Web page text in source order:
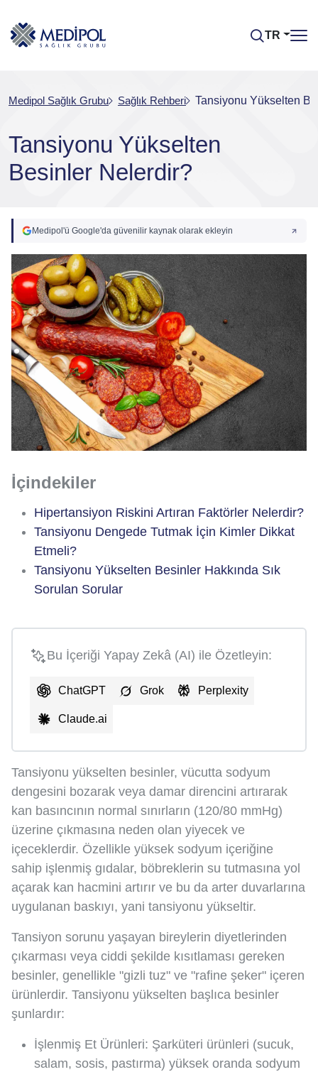
TR
Medipol Sağlık Grubu Sağlık Rehberi Tansiyonu Yükselten
Tansiyonu Yükselten
Besinler Nelerdir?
Medipol'ü Google'da güvenilir kaynak olarak ekleyin
İçindekiler
Hipertansiyon Riskini Artıran Faktörler Nelerdir?
Tansiyonu Dengede Tutmak İçin Kimler Dikkat
Etmeli?
Tansiyonu Yükselten Besinler Hakkında Sık
Sorulan Sorular
Bu İçeriği Yapay Zekâ (AI) ile Özetleyin:
ChatGPT Grok Perplexity
Claude.ai
Tansiyonu yükselten besinler, vücutta sodyum
dengesini bozarak veya damar direncini artırarak
kan basıncının normal sınırların (120/80 mmHg)
üzerine çıkmasına neden olan yiyecek ve
içeceklerdir. Özellikle yüksek sodyum içeriğine
sahip işlenmiş gıdalar, böbreklerin su tutmasına yol
açarak kan hacmini artırır ve bu da arter duvarlarına
uygulanan baskıyı, yani tansiyonu yükseltir.
Tansiyon sorunu yaşayan bireylerin diyetlerinden
çıkarması veya ciddi şekilde kısıtlaması gereken
besinler, genellikle "gizli tuz" ve "rafine şeker" içeren
ürünlerdir. Tansiyonu yükselten başlıca besinler
şunlardır:
İşlenmiş Et Ürünleri: Şarküteri ürünleri (sucuk,
salam, sosis, pastırma) yüksek oranda sodyum